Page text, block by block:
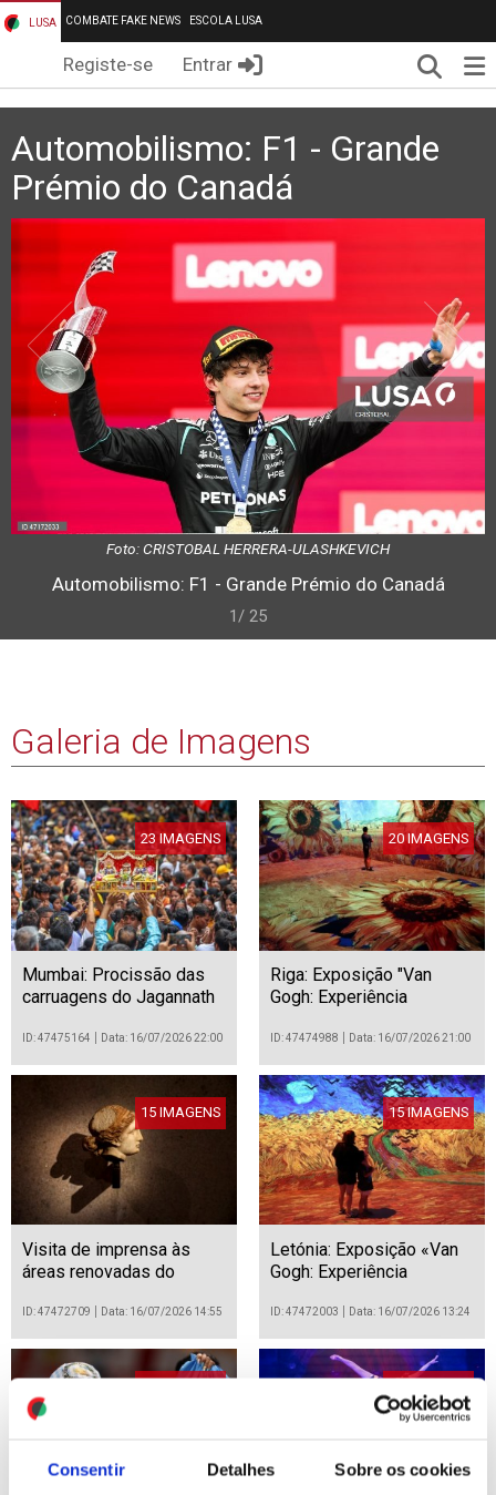
Consentir Detalhes Sobre os cookies
LUSA COMBATE FAKE NEWS ESCOLA LUSA
Registe-se Entrar
Automobilismo: F1 - Grande
Prémio do Canadá
Foto: CRISTOBAL HERRERA-ULASHKEVICH
Automobilismo: F1 - Grande Prémio do Canadá
1/ 25
Galeria de Imagens
23 IMAGENS
Mumbai: Procissão das
carruagens do Jagannath
ID: 47475164 Data: 16/07/2026 22:00
20 IMAGENS
Riga: Exposição "Van
Gogh: Experiência
ID: 47474988 Data: 16/07/2026 21:00
15 IMAGENS
Visita de imprensa às
áreas renovadas do
Gulbenkian
ID: 47472709 Data: 16/07/2026 14:55
15 IMAGENS
Letónia: Exposição «Van
Gogh: Experiência
ID: 47472003 Data: 16/07/2026 13:24